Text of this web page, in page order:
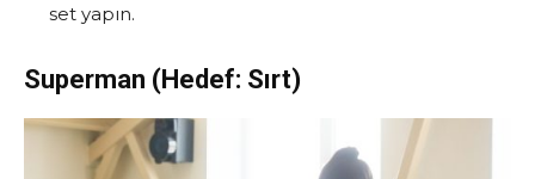
set yapın.
Superman (Hedef: Sırt)